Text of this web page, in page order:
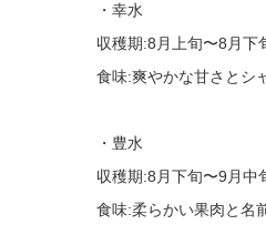
・幸水
収穫期:8月上旬〜8月下
食味:爽やかな甘さとシ
・豊水
収穫期:8月下旬〜9月中
食味:柔らかい果肉と名